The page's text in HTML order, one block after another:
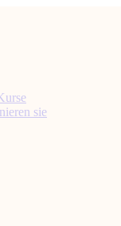
sie